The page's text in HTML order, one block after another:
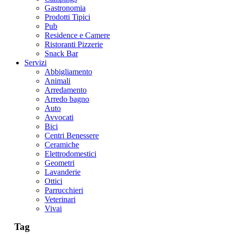
Gastronomia
Prodotti Tipici
Pub
Residence e Camere
Ristoranti Pizzerie
Snack Bar
Servizi
Abbigliamento
Animali
Arredamento
Arredo bagno
Auto
Avvocati
Bici
Centri Benessere
Ceramiche
Elettrodomestici
Geometri
Lavanderie
Ottici
Parrucchieri
Veterinari
Vivai
Tag